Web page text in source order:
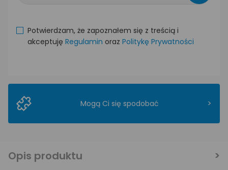
Potwierdzam, że zapoznałem się z treścią i
akceptuję Regulamin oraz Politykę Prywatności
Mogą Ci się spodobać >
Opis produktu